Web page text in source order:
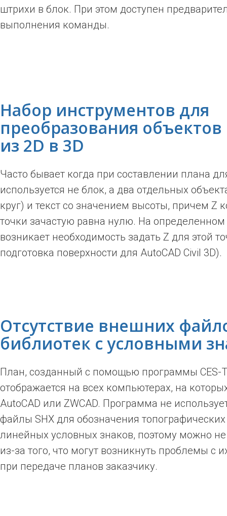
штрихи в блок. При этом доступен
выполнения команды.
Набор инструментов для
преобразования
из 2D в 3D
Часто бывает когда при составлении плана
используется не блок, а два отдельных
круг) и текст со значением высоты, причем Z
точки зачастую равна нулю. На определенном
возникает необходимость задать Z для этой
подготовка поверхности для AutoCAD Civil 3D).
Отсутствие внешних
библиотек с условными
План, созданный с помощью программы CES-
отображается на всех компьютерах, на
AutoCAD или ZWCAD. Программа не
файлы SHX для обозначения
линейных условных знаков, поэтому можно
из-за того, что могут возникнуть проблемы с
при передаче планов заказчику.